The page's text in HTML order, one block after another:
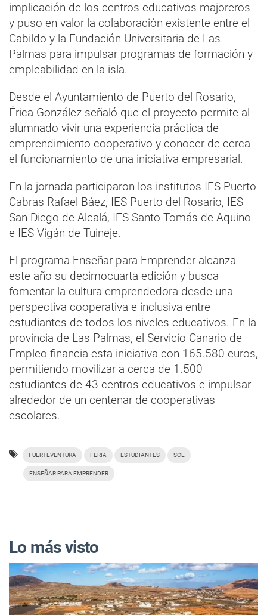
implicación de los centros educativos majoreros
y puso en valor la colaboración existente entre el
Cabildo y la Fundación Universitaria de Las
Palmas para impulsar programas de formación y
empleabilidad en la isla.
Desde el Ayuntamiento de Puerto del Rosario,
Érica González señaló que el proyecto permite al
alumnado vivir una experiencia práctica de
emprendimiento cooperativo y conocer de cerca
el funcionamiento de una iniciativa empresarial.
En la jornada participaron los institutos IES Puerto
Cabras Rafael Báez, IES Puerto del Rosario, IES
San Diego de Alcalá, IES Santo Tomás de Aquino
e IES Vigán de Tuineje.
El programa Enseñar para Emprender alcanza
este año su decimocuarta edición y busca
fomentar la cultura emprendedora desde una
perspectiva cooperativa e inclusiva entre
estudiantes de todos los niveles educativos. En la
provincia de Las Palmas, el Servicio Canario de
Empleo financia esta iniciativa con 165.580 euros,
permitiendo movilizar a cerca de 1.500
estudiantes de 43 centros educativos e impulsar
alrededor de un centenar de cooperativas
escolares.
FUERTEVENTURA FERIA ESTUDIANTES SCE
ENSEÑAR PARA EMPRENDER
Lo más visto